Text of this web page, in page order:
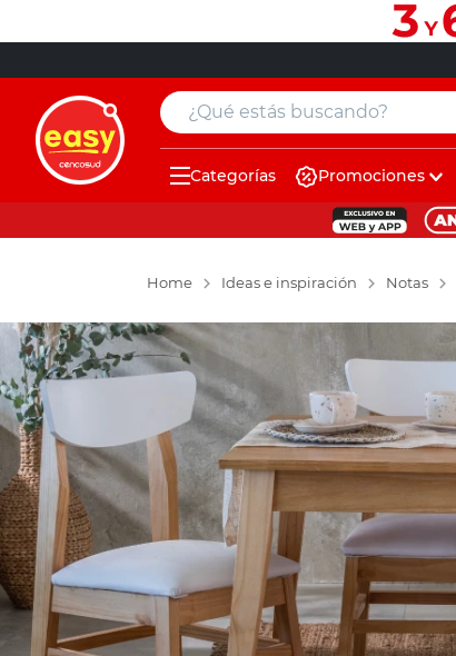
¿Qué estás buscando?
Categorías Promociones
Home Ideas e inspiración Notas
muebles
placard
sillon
espejo
sillas
vanitory
ceramica